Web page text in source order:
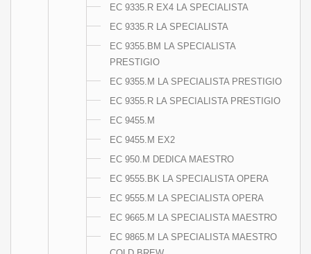
EC 9335.R EX4 LA SPECIALISTA
EC 9335.R LA SPECIALISTA
EC 9355.BM LA SPECIALISTA
PRESTIGIO
EC 9355.M LA SPECIALISTA PRESTIGIO
EC 9355.R LA SPECIALISTA PRESTIGIO
EC 9455.M
EC 9455.M EX2
EC 950.M DEDICA MAESTRO
EC 9555.BK LA SPECIALISTA OPERA
EC 9555.M LA SPECIALISTA OPERA
EC 9665.M LA SPECIALISTA MAESTRO
EC 9865.M LA SPECIALISTA MAESTRO